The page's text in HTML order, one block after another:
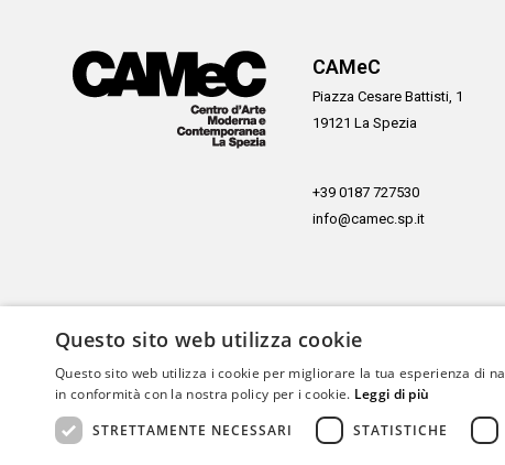
CAMeC
Piazza Cesare Battisti, 1
19121 La Spezia
+39 0187 727530
info@camec.sp.it
Questo sito web utilizza cookie
Questo sito web utilizza i cookie per migliorare la tua esperienza di
in conformità con la nostra policy per i cookie. Leggi di più
STRETTAMENTE NECESSARI
STATISTICHE